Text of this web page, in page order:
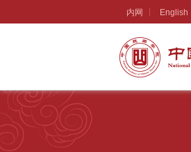
内网 English